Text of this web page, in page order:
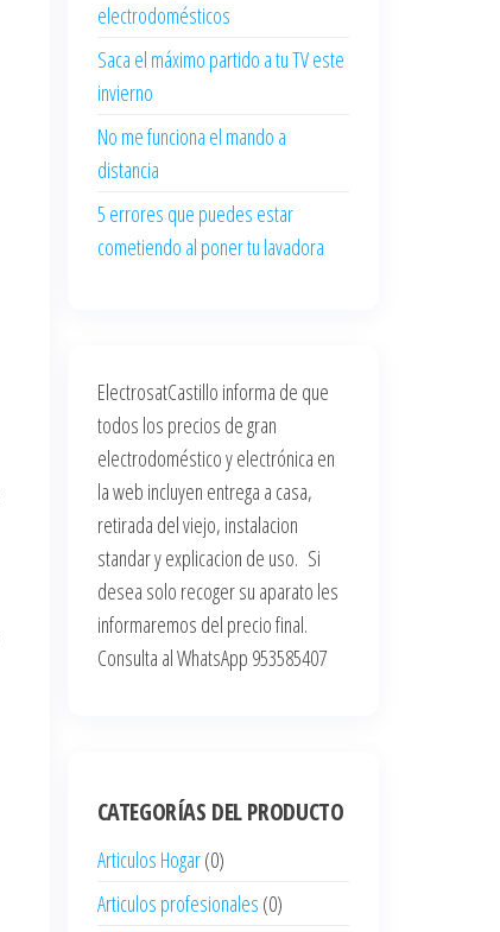
electrodomésticos
Saca el máximo partido a tu TV este
invierno
No me funciona el mando a
distancia
5 errores que puedes estar
cometiendo al poner tu lavadora
ElectrosatCastillo informa de que
todos los precios de gran
electrodoméstico y electrónica en
la web incluyen entrega a casa,
retirada del viejo, instalacion
standar y explicacion de uso. Si
desea solo recoger su aparato les
informaremos del precio final.
Consulta al WhatsApp 953585407
CATEGORÍAS DEL PRODUCTO
Articulos Hogar(0)
Articulos profesionales (0)